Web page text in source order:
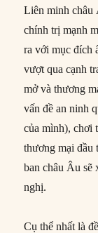
Liên minh châu
chính trị mạnh
ra với mục đích
vượt qua cạnh
mở và thương
vấn đề an ninh
của mình), chơi
thương mại
ban châu Âu sẽ
nghị.
Cụ thể nhất là